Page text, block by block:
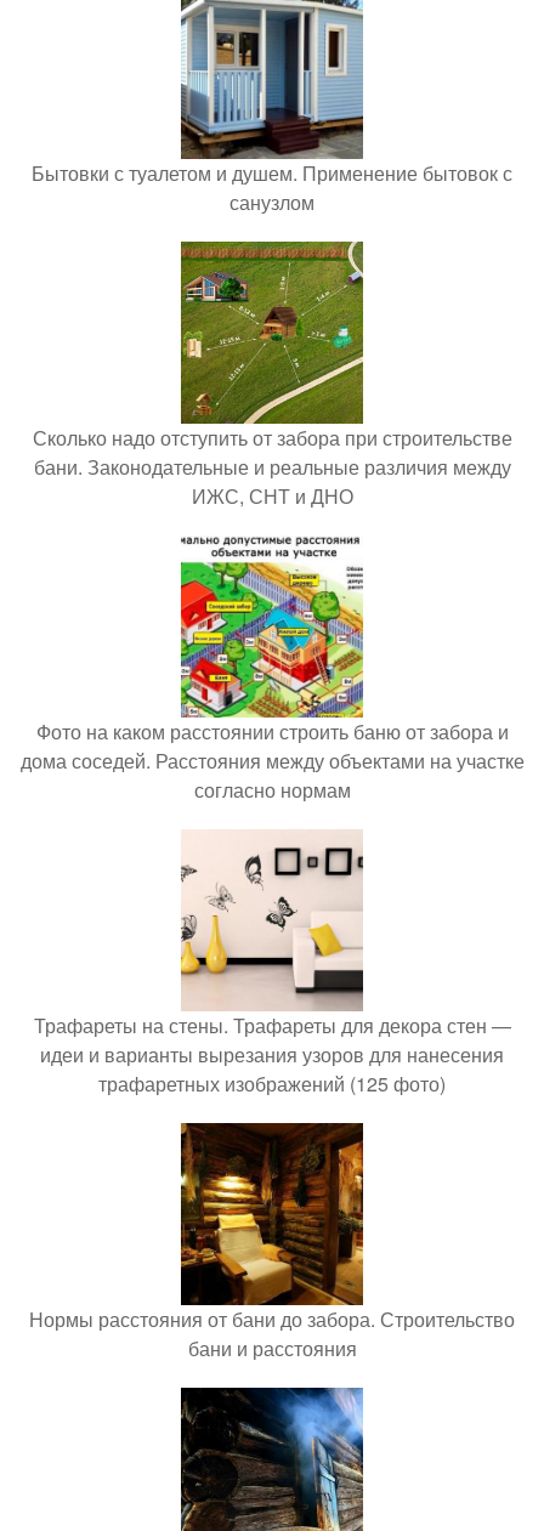
Бытовки с туалетом и душем. Применение бытовок с
санузлом
Сколько надо отступить от забора при строительстве
бани. Законодательные и реальные различия между
ИЖС, СНТ и ДНО
Фото на каком расстоянии строить баню от забора и
дома соседей. Расстояния между объектами на участке
согласно нормам
Трафареты на стены. Трафареты для декора стен —
идеи и варианты вырезания узоров для нанесения
трафаретных изображений (125 фото)
Нормы расстояния от бани до забора. Строительство
бани и расстояния